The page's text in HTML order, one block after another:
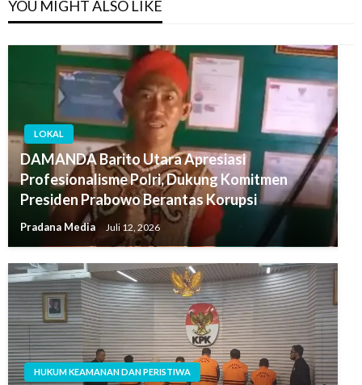
YOU MIGHT ALSO LIKE
LOKAL
DAMANDA Barito Utara Apresiasi
Profesionalisme Polri, Dukung Komitmen
Presiden Prabowo Berantas Korupsi
Pradana Media Juli 12, 2026
HUKUM KEAMANAN DAN PERISTIWA